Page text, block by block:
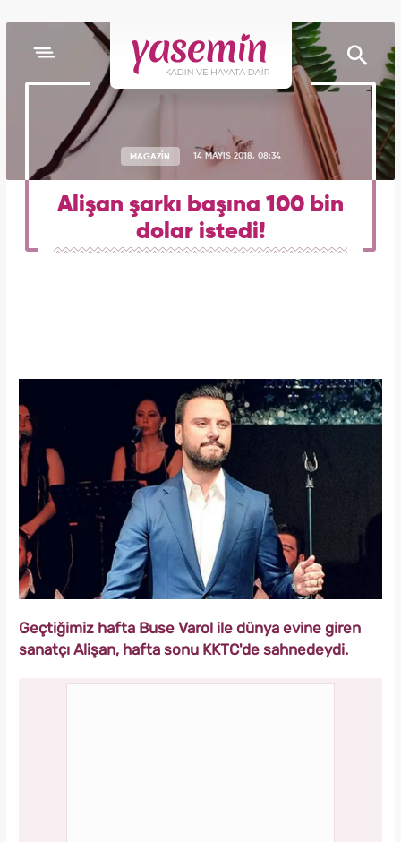
MAGAZİN 14 MAYIS 2018, 08:34
Alişan şarkı başına 100 bin
dolar istedi!
Geçtiğimiz hafta Buse Varol ile dünya evine giren
sanatçı Alişan, hafta sonu KKTC'de sahnedeydi.